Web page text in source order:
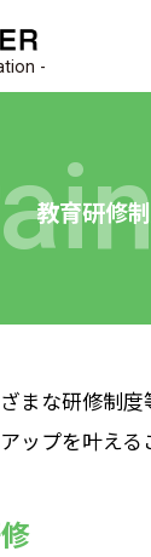
-
るリバー
教育研修
まな研修制
ップを叶える